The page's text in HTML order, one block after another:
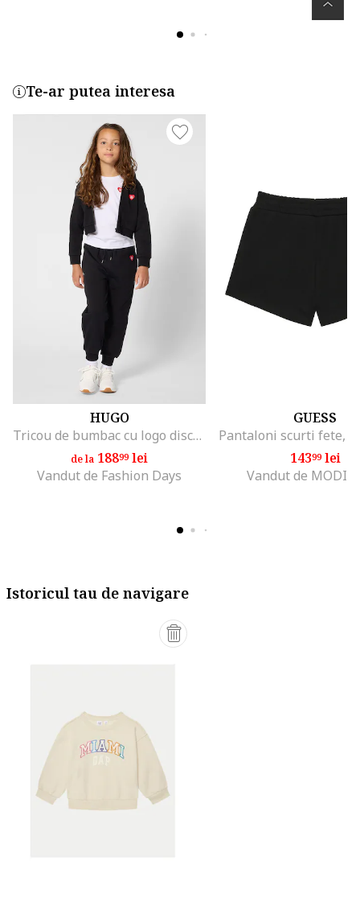
Te-ar putea interesa
HUGO
Tricou de bumbac cu logo discret, Rosu/Alb optic
de la 18899lei
Vandut de Fashion Days
GUESS
14399lei
Vandut de
Istoricul tau de navigare